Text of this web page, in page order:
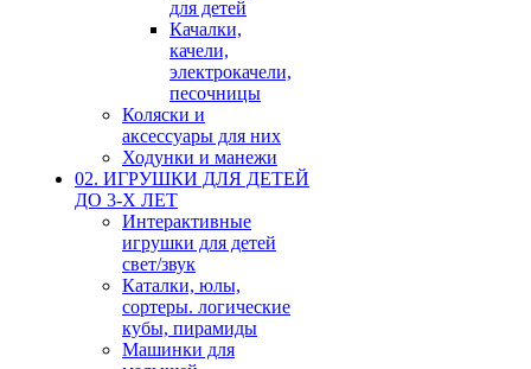
для детей
Качалки,
качели,
электрокачели,
песочницы
Коляски и
аксессуары для них
Ходунки и манежи
02. ИГРУШКИ ДЛЯ ДЕТЕЙ
ДО 3-Х ЛЕТ
Интерактивные
игрушки для детей
свет/звук
Каталки, юлы,
сортеры. логические
кубы, пирамиды
Машинки для